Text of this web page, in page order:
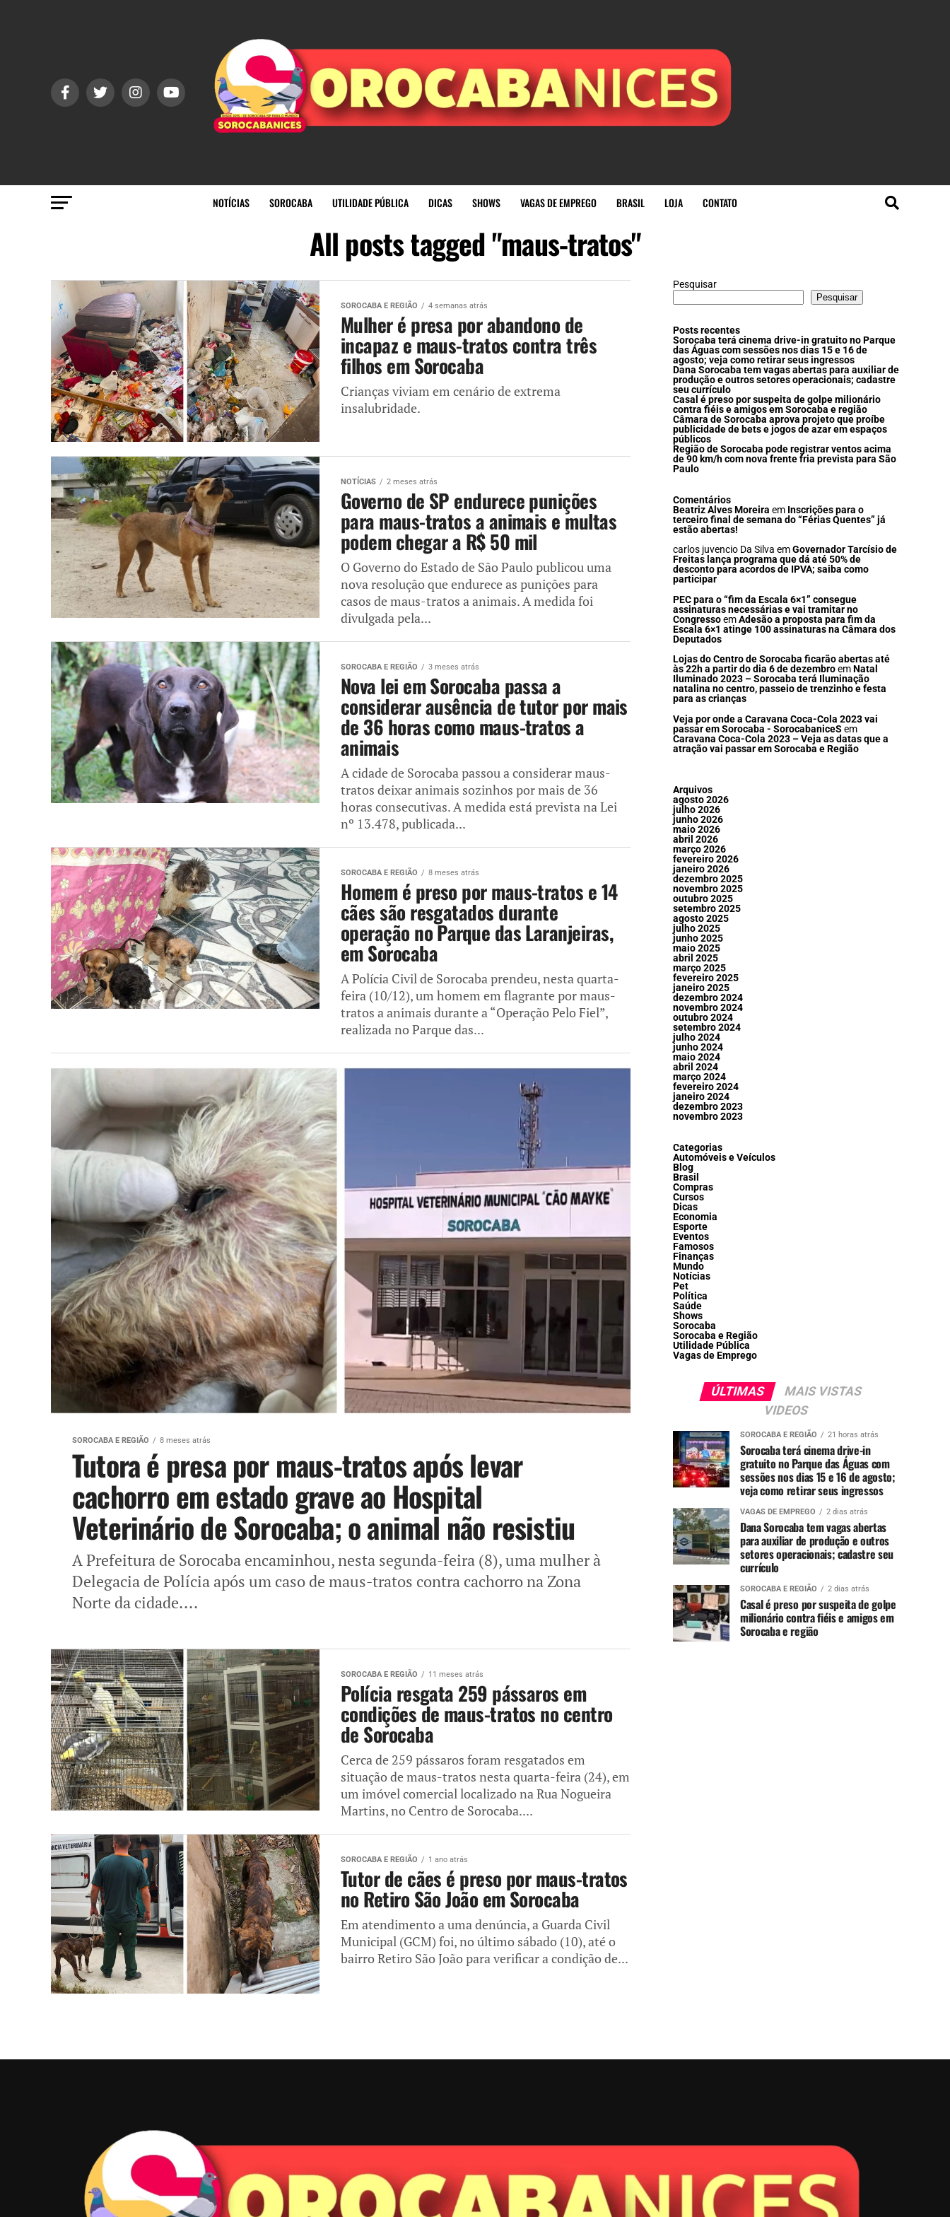
NOTÍCIAS SOROCABA UTILIDADE PÚBLICA DICAS SHOWS VAGAS DE EMPREGO BRASIL LOJA CONTATO
All posts tagged "maus-tratos"
SOROCABA E REGIÃO 4 semanas atrás
Mulher é presa por abandono de
incapaz e maus-tratos contra três
filhos em Sorocaba
Crianças viviam em cenário de extrema
insalubridade.
NOTÍCIAS 2 meses atrás
Governo de SP endurece punições
para maus-tratos a animais e multas
podem chegar a R$ 50 mil
O Governo do Estado de São Paulo publicou uma
nova resolução que endurece as punições para
casos de maus-tratos a animais. A medida foi
divulgada pela...
SOROCABA E REGIÃO 3 meses atrás
Nova lei em Sorocaba passa a
considerar ausência de tutor por mais
de 36 horas como maus-tratos a
animais
A cidade de Sorocaba passou a considerar maus-
tratos deixar animais sozinhos por mais de 36
horas consecutivas. A medida está prevista na Lei
nº 13.478, publicada...
SOROCABA E REGIÃO 8 meses atrás
Homem é preso por maus-tratos e 14
cães são resgatados durante
operação no Parque das Laranjeiras,
em Sorocaba
A Polícia Civil de Sorocaba prendeu, nesta quarta-
feira (10/12), um homem em flagrante por maus-
tratos a animais durante a “Operação Pelo Fiel”,
realizada no Parque das...
SOROCABA E REGIÃO 8 meses atrás
Tutora é presa por maus-tratos após levar
cachorro em estado grave ao Hospital
Veterinário de Sorocaba; o animal não resistiu
A Prefeitura de Sorocaba encaminhou, nesta segunda-feira (8), uma mulher à
Delegacia de Polícia após um caso de maus-tratos contra cachorro na Zona
Norte da cidade....
SOROCABA E REGIÃO 11 meses atrás
Polícia resgata 259 pássaros em
condições de maus-tratos no centro
de Sorocaba
Cerca de 259 pássaros foram resgatados em
situação de maus-tratos nesta quarta-feira (24), em
um imóvel comercial localizado na Rua Nogueira
Martins, no Centro de Sorocaba....
SOROCABA E REGIÃO 1 ano atrás
Tutor de cães é preso por maus-tratos
no Retiro São João em Sorocaba
Em atendimento a uma denúncia, a Guarda Civil
Municipal (GCM) foi, no último sábado (10), até o
bairro Retiro São João para verificar a condição de...
Pesquisar
Pesquisar
Posts recentes
Sorocaba terá cinema drive-in gratuito no Parque
das Águas com sessões nos dias 15 e 16 de
agosto; veja como retirar seus ingressos
Dana Sorocaba tem vagas abertas para auxiliar de
produção e outros setores operacionais; cadastre
seu currículo
Casal é preso por suspeita de golpe milionário
contra fiéis e amigos em Sorocaba e região
Câmara de Sorocaba aprova projeto que proíbe
publicidade de bets e jogos de azar em espaços
públicos
Região de Sorocaba pode registrar ventos acima
de 90 km/h com nova frente fria prevista para São
Paulo
Comentários
Beatriz Alves Moreira em Inscrições para o
terceiro final de semana do “Férias Quentes” já
estão abertas!
carlos juvencio Da Silva emGovernador Tarcísio de
Freitas lança programa que dá até 50% de
desconto para acordos de IPVA; saiba como
participar
PEC para o “fim da Escala 6×1” consegue
assinaturas necessárias e vai tramitar no
CongressoemAdesão a proposta para fim da
Escala 6×1 atinge 100 assinaturas na Câmara dos
Deputados
Lojas do Centro de Sorocaba ficarão abertas até
às 22h a partir do dia 6 de dezembroemNatal
Iluminado 2023 – Sorocaba terá Iluminação
natalina no centro, passeio de trenzinho e festa
para as crianças
Veja por onde a Caravana Coca-Cola 2023 vai
passar em Sorocaba - SorocabaniceS em
Caravana Coca-Cola 2023 – Veja as datas que a
atração vai passar em Sorocaba e Região
Arquivos
agosto 2026
julho 2026
junho 2026
maio 2026
abril 2026
março 2026
fevereiro 2026
janeiro 2026
dezembro 2025
novembro 2025
outubro 2025
setembro 2025
agosto 2025
julho 2025
junho 2025
maio 2025
abril 2025
março 2025
fevereiro 2025
janeiro 2025
dezembro 2024
novembro 2024
outubro 2024
setembro 2024
julho 2024
junho 2024
maio 2024
abril 2024
março 2024
fevereiro 2024
janeiro 2024
dezembro 2023
novembro 2023
Categorias
Automóveis e Veículos
Blog
Brasil
Compras
Cursos
Dicas
Economia
Esporte
Eventos
Famosos
Finanças
Mundo
Notícias
Pet
Política
Saúde
Shows
Sorocaba
Sorocaba e Região
Utilidade Pública
Vagas de Emprego
ÚLTIMAS
MAIS VISTAS
VIDEOS
SOROCABA E REGIÃO 21 horas atrás
Sorocaba terá cinema drive-in
gratuito no Parque das Águas com
sessões nos dias 15 e 16 de agosto;
veja como retirar seus ingressos
VAGAS DE EMPREGO 2 dias atrás
Dana Sorocaba tem vagas abertas
para auxiliar de produção e outros
setores operacionais; cadastre seu
currículo
SOROCABA E REGIÃO 2 dias atrás
Casal é preso por suspeita de golpe
milionário contra fiéis e amigos em
Sorocaba e região